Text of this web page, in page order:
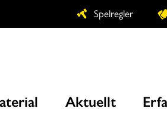
Spelregler
Aktuellt